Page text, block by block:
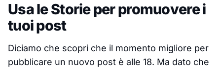
Usa le Storie per promuovere i
tuoi post
Diciamo che scopri che il momento migliore per
pubblicare un nuovo post è alle 18. Ma dato che